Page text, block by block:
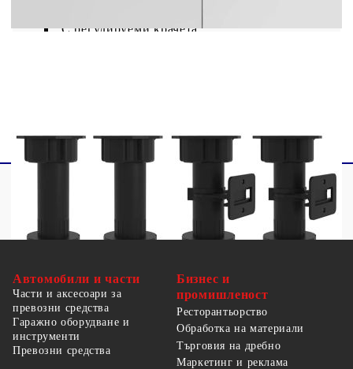
С регулируеми крачета
Автомобили и части
Части и аксесоари за
превозни средства
Гаражно оборудване и
инструменти
Превозни средства
Бизнес и
промишленост
Ресторантьорство
Обработка на материали
Търговия на дребно
Маркетинг и реклама